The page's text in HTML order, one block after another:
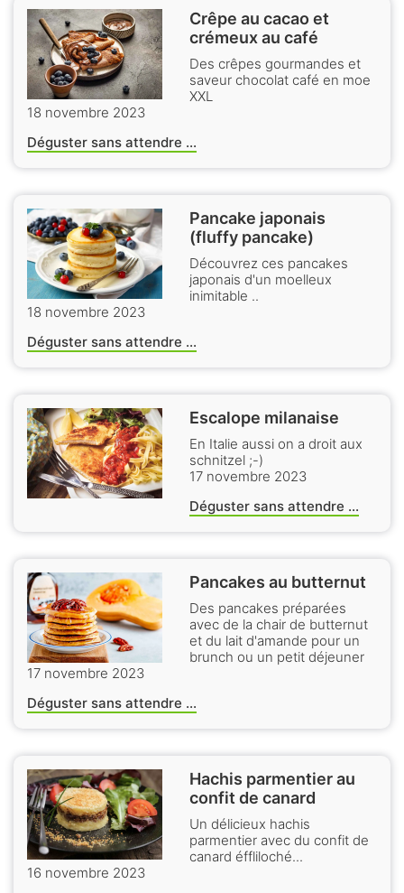
Crêpe au cacao et
crémeux au café
Des crêpes gourmandes et
saveur chocolat café en moe
XXL
18 novembre 2023
Déguster sans attendre ...
Pancake japonais
(fluffy pancake)
Découvrez ces pancakes
japonais d'un moelleux
inimitable ..
18 novembre 2023
Déguster sans attendre ...
Escalope milanaise
En Italie aussi on a droit aux
schnitzel ;-)
17 novembre 2023
Déguster sans attendre ...
Pancakes au butternut
Des pancakes préparées
avec de la chair de butternut
et du lait d'amande pour un
brunch ou un petit déjeuner
17 novembre 2023
Déguster sans attendre ...
Hachis parmentier au
confit de canard
Un délicieux hachis
parmentier avec du confit de
canard éffliloché...
16 novembre 2023